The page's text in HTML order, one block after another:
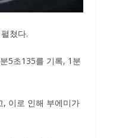
쳤다.
5초135를 기록, 1분
, 이로 인해 부에미가